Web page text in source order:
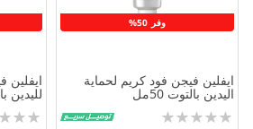
وفر 50%
ايفلين فيجن فود كريم لحماية
اليدين بالتوت 50مل
Rating:
ايفلين
لليدين
Rating: